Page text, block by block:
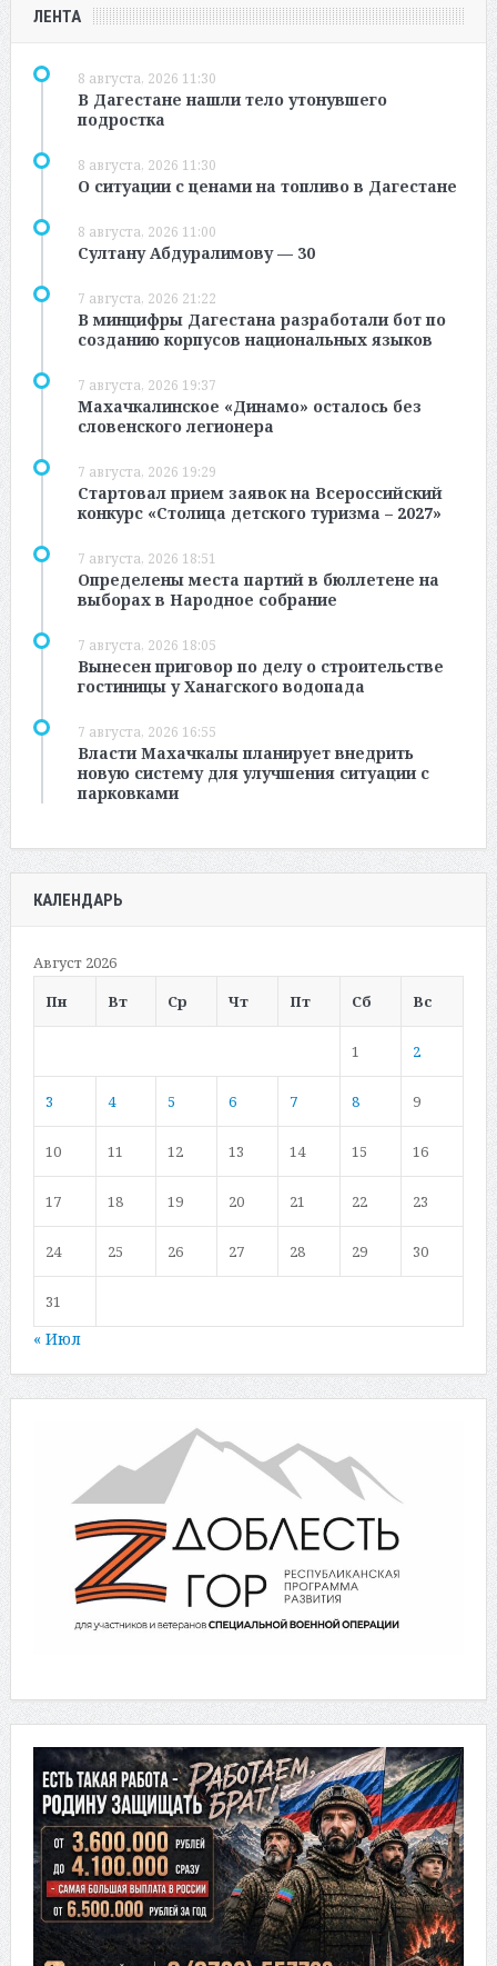
ЛЕНТА
8 августа, 2026 11:30
В Дагестане нашли тело утонувшего
подростка
8 августа, 2026 11:30
О ситуации с ценами на топливо в Дагестане
8 августа, 2026 11:00
Султану Абдуралимову — 30
7 августа, 2026 21:22
В минцифры Дагестана разработали бот по
созданию корпусов национальных языков
7 августа, 2026 19:37
Махачкалинское «Динамо» осталось без
словенского легионера
7 августа, 2026 19:29
Стартовал прием заявок на Всероссийский
конкурс «Столица детского туризма – 2027»
7 августа, 2026 18:51
Определены места партий в бюллетене на
выборах в Народное собрание
7 августа, 2026 18:05
Вынесен приговор по делу о строительстве
гостиницы у Ханагского водопада
7 августа, 2026 16:55
Власти Махачкалы планирует внедрить
новую систему для улучшения ситуации с
парковками
КАЛЕНДАРЬ
Август 2026
Пн
Вт Ср Чт Пт Сб Вс
1 2
3 4 5 6 7 8 9
10 11 12 13 14 15 16
17 18 19 20 21 22 23
24 25 26 27 28 29 30
31
« Июл